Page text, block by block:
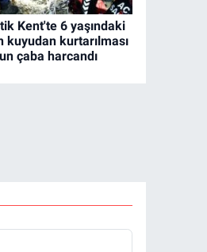
Kent'te 6 yaşındaki
kuyudan kurtarılması
çaba harcandı